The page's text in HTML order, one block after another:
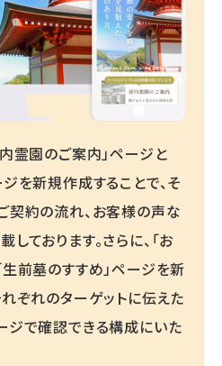
霊園のご案内」ページと
を新規作成することで、そ
契約の流れ、お客様の声な
ております。さらに、「お
前墓のすすめ」ページを新
ぞれのターゲットに伝えた
ジで確認できる構成にいた